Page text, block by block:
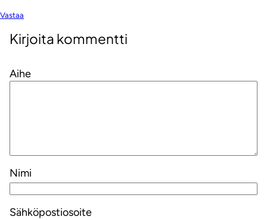
Vastaa
Kirjoita kommentti
Aihe
Nimi
Sähköpostiosoite